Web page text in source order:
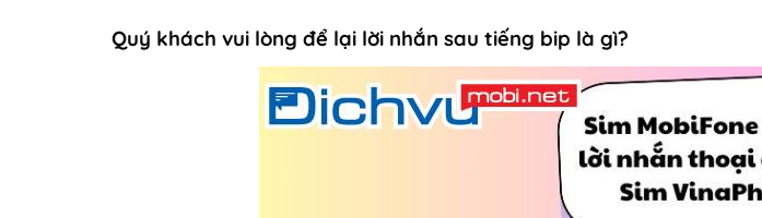
Quý khách vui lòng để lại lời nhắn sau tiếng bip là gì?